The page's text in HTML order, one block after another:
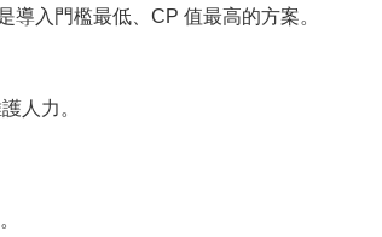
入門檻最低、CP 值最高的方案。
人力。